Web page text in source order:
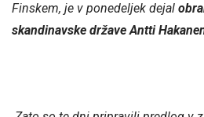
Finskem, je v ponedeljek dejal
skandinavske države Antti